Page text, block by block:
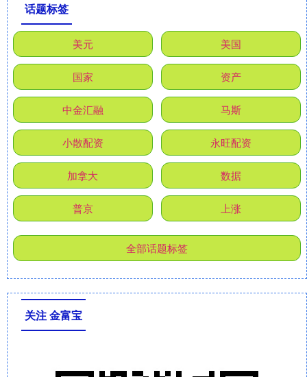
话题标签
美元 美国
国家 资产
中金汇融 马斯
小散配资 永旺配资
加拿大 数据
普京 上涨
全部话题标签
关注 金富宝